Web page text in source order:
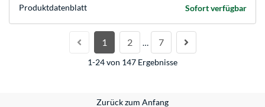
Sofort verfügbar
Produkt­datenblatt
1 2 … 7
1-24 von 147 Ergebnisse
Zurück zum Anfang